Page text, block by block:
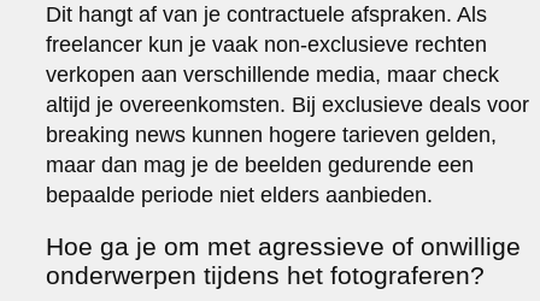
Dit hangt af van je contractuele afspraken. Als
freelancer kun je vaak non-exclusieve rechten
verkopen aan verschillende media, maar check
altijd je overeenkomsten. Bij exclusieve deals voor
breaking news kunnen hogere tarieven gelden,
maar dan mag je de beelden gedurende een
bepaalde periode niet elders aanbieden.
Hoe ga je om met agressieve of onwillige
onderwerpen tijdens het fotograferen?